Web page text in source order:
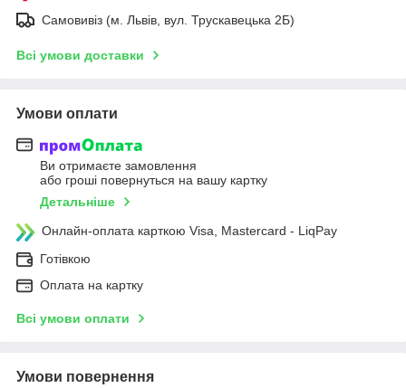
Самовивіз (м. Львів, вул. Трускавецька 2Б)
Всі умови доставки
Умови оплати
Ви отримаєте замовлення
або гроші повернуться на вашу картку
Детальніше
Онлайн-оплата карткою Visa, Mastercard - LiqPay
Готівкою
Оплата на картку
Всі умови оплати
Умови повернення